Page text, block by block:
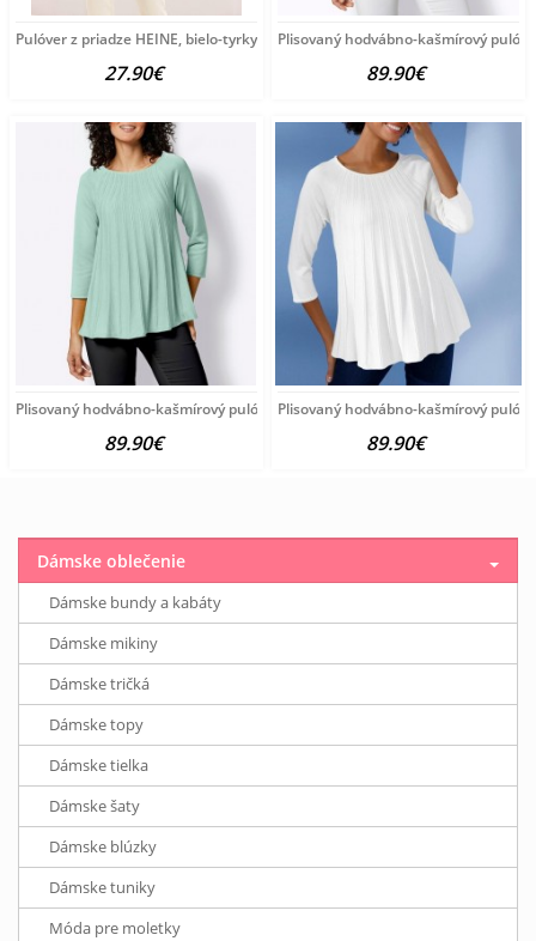
Pulóver z priadze HEINE, bielo-tyrkysový
27.90€
Plisovaný hodvábno-kašmírový
89.90€
Plisovaný hodvábno-kašmírový pulóver vzhľadom Création
89.90€
Plisovaný hodvábno-kašmírový
89.90€
Dámske oblečenie
Dámske bundy a kabáty
Dámske mikiny
Dámske tričká
Dámske topy
Dámske tielka
Dámske šaty
Dámske blúzky
Dámske tuniky
Móda pre moletky